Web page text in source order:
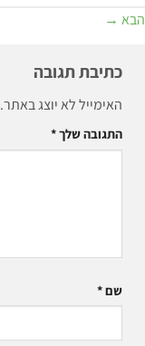
הבא →
כתיבת תגובה
האימייל לא יוצג באתר.
התגובה שלך*
שם*